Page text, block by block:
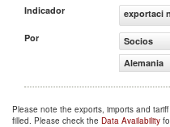
Indicador
exportaci
Por
Socios
Alemania
Please note the exports, imports and
filled. Please check the Data Availability